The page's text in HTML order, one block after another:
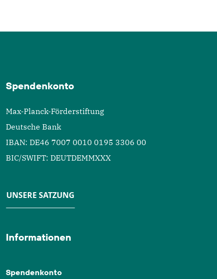
Spendenkonto
Max-Planck-Förderstiftung
Deutsche Bank
IBAN: DE46 7007 0010 0195 3306 00
BIC/SWIFT: DEUTDEMMXXX
UNSERE SATZUNG
Informationen
Spendenkonto